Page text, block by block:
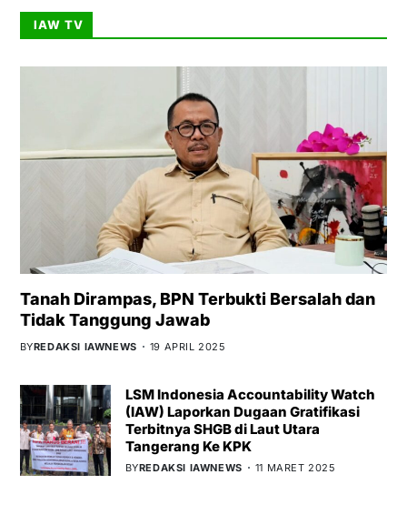
IAW TV
Tanah Dirampas, BPN Terbukti Bersalah dan
Tidak Tanggung Jawab
BYREDAKSI IAWNEWS 19 APRIL 2025
LSM Indonesia Accountability Watch
(IAW) Laporkan Dugaan Gratifikasi
Terbitnya SHGB di Laut Utara
Tangerang Ke KPK
BYREDAKSI IAWNEWS 11 MARET 2025